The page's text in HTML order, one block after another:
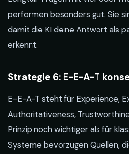
performen besonders gut. Sie
damit die KI deine Antwort als
erkennt.
Strategie 6: E-E-A-T
E-E-A-T steht für Experience,
Authoritativeness,
Prinzip noch wichtiger als für
Systeme bevorzugen Quellen,